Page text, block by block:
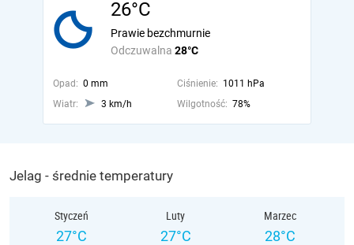
26°C
Odczuwalna 28°C
Prawie bezchmurnie
Opad: 0 mm Ciśnienie: 1011 hPa
Wiatr:
3 km/h Wilgotność: 78%
Jelag - średnie temperatury
Styczeń
27°C
Luty
27°C
Marzec
28°C